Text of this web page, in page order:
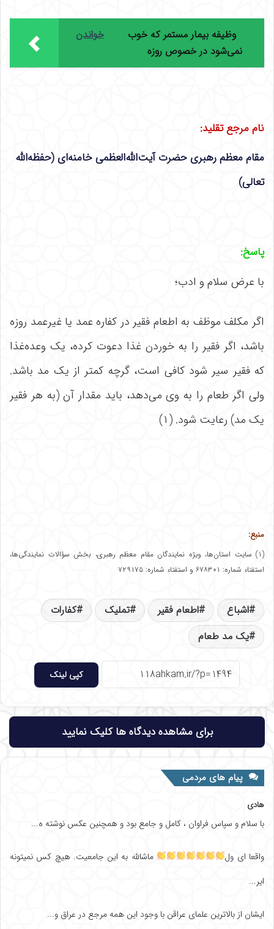
خواندن
وظیفه بیمار مستمر که خوب
نمی‌شود در خصوص روزه
نام مرجع تقلید:
مقام معظم رهبری حضرت آیت‌الله‌العظمی خامنه‌ای (حفظه‌الله
تعالی)
پاسخ:
با عرض سلام و ادب؛
اگر مکلف موظف به اطعام فقیر در کفاره عمد یا غیرعمد روزه
باشد، اگر فقیر را به خوردن غذا دعوت کرده، یک وعده‌غذا
که فقیر سیر شود کافی است، گرچه کمتر از یک مد باشد.
ولی اگر طعام را به وی می‌دهد، باید مقدار آن (به هر فقیر
یک مد) رعایت شود. (۱)
منبع:
(۱) سایت استان‌ها، ویژه نمایندگان مقام معظم رهبری، بخش سؤالات نمایندگی‌ها،
استفتاء شماره: ۶۷۸۳۰۱ و استفتاء شماره: ۷۲۹۱۷۵
اشباع اطعام فقیر تملیک
کفارات
یک مد طعام
کپی لینک
برای مشاهده دیدگاه ها کلیک نمایید
پیام های مردمی
هادی
با سلام و سپاس فراوان ، کامل و جامع بود و همچنین عکس نوشته ه...
واقعا ای ول
ماشالله به این جامعیت. هیچ کس نمیتونه
ایر...
ایشان از بالاترین علمای عراقن با وجود این همه مرجع در عراق و...